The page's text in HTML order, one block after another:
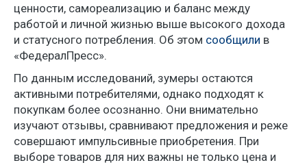
ценности, самореализацию и баланс между
работой и личной жизнью выше высокого дохода
и статусного потребления. Об этом сообщили в
«ФедералПресс».
По данным исследований, зумеры остаются
активными потребителями, однако подходят к
покупкам более осознанно. Они внимательно
изучают отзывы, сравнивают предложения и реже
совершают импульсивные приобретения. При
выборе товаров для них важны не только цена и